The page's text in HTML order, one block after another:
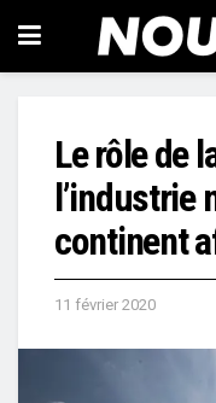
Le rôle de
l’industrie
continent
11 février 2020